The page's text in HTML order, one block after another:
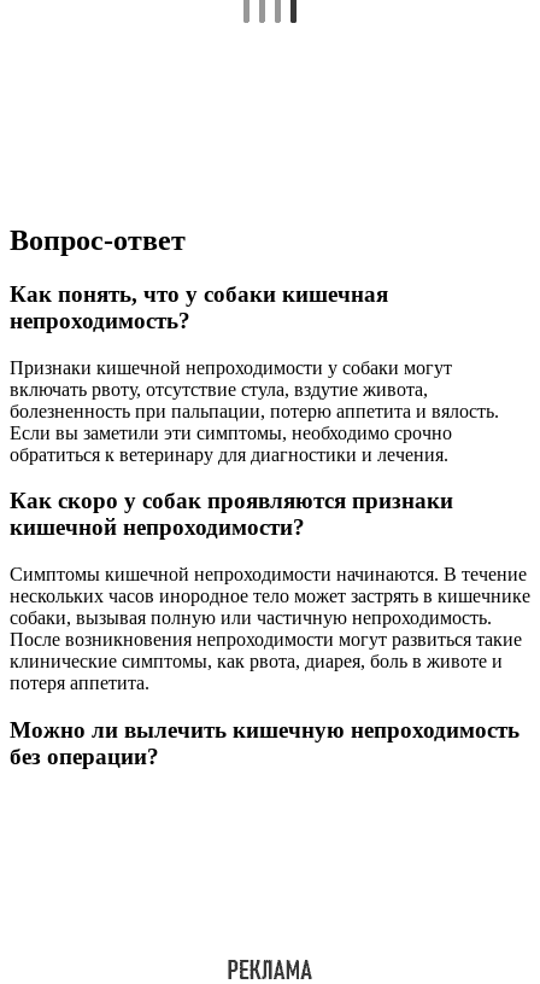
Вопрос-ответ
Как понять, что у собаки кишечная
непроходимость?
Признаки кишечной непроходимости у собаки могут
включать рвоту, отсутствие стула, вздутие живота,
болезненность при пальпации, потерю аппетита и вялость.
Если вы заметили эти симптомы, необходимо срочно
обратиться к ветеринару для диагностики и лечения.
Как скоро у собак проявляются признаки
кишечной непроходимости?
Симптомы кишечной непроходимости начинаются. В течение
нескольких часов инородное тело может застрять в кишечнике
собаки, вызывая полную или частичную непроходимость.
После возникновения непроходимости могут развиться такие
клинические симптомы, как рвота, диарея, боль в животе и
потеря аппетита.
Можно ли вылечить кишечную непроходимость
без операции?